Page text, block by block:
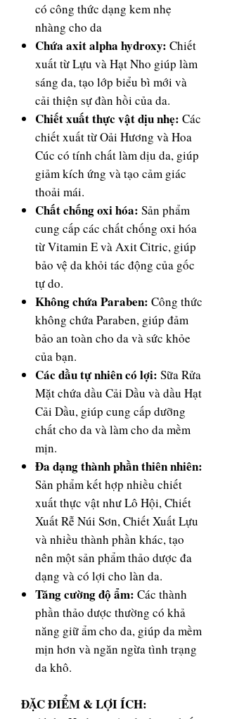
có công thức dạng kem nhẹ
nhàng cho da
Chứa axit alpha hydroxy: Chiết
xuất từ Lựu và Hạt Nho giúp làm
sáng da, tạo lớp biểu bì mới và
cải thiện sự đàn hồi của da.
Chiết xuất thực vật dịu nhẹ: Các
chiết xuất từ Oải Hương và Hoa
Cúc có tính chất làm dịu da, giúp
giảm kích ứng và tạo cảm giác
thoải mái.
Chất chống oxi hóa: Sản phẩm
cung cấp các chất chống oxi hóa
từ Vitamin E và Axit Citric, giúp
bảo vệ da khỏi tác động của gốc
tự do.
Không chứa Paraben: Công thức
không chứa Paraben, giúp đảm
bảo an toàn cho da và sức khỏe
của bạn.
Các dầu tự nhiên có lợi: Sữa Rửa
Mặt chứa dầu Cải Dầu và dầu Hạt
Cải Dầu, giúp cung cấp dưỡng
chất cho da và làm cho da mềm
mịn.
Đa dạng thành phần thiên nhiên:
Sản phẩm kết hợp nhiều chiết
xuất thực vật như Lô Hội, Chiết
Xuất Rễ Núi Sơn, Chiết Xuất Lựu
và nhiều thành phần khác, tạo
nên một sản phẩm thảo dược đa
dạng và có lợi cho làn da.
Tăng cường độ ẩm: Các thành
phần thảo dược thường có khả
năng giữ ẩm cho da, giúp da mềm
mịn hơn và ngăn ngừa tình trạng
da khô.
ĐẶC ĐIỂM & LỢI ÍCH: